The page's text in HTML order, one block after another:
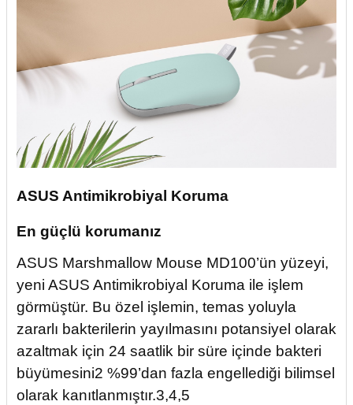
ASUS Antimikrobiyal Koruma
En güçlü korumanız
ASUS Marshmallow Mouse MD100’ün yüzeyi,
yeni ASUS Antimikrobiyal Koruma ile işlem
görmüştür. Bu özel işlemin, temas yoluyla
zararlı bakterilerin yayılmasını potansiyel olarak
azaltmak için 24 saatlik bir süre içinde bakteri
büyümesini2 %99’dan fazla engellediği bilimsel
olarak kanıtlanmıştır.3,4,5